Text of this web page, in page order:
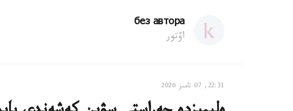
без автора
اۆتور
22:31, 07 تامىز 2026